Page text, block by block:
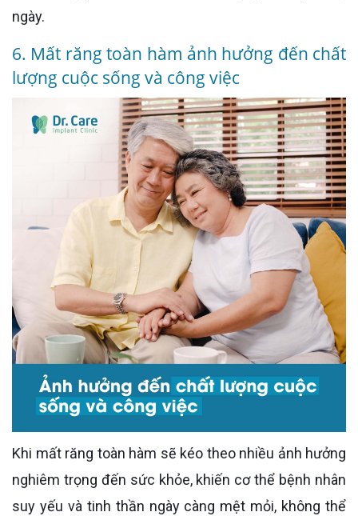
ngày.
6. Mất răng toàn hàm ảnh hưởng đến chất
lượng cuộc sống và công việc
Khi mất răng toàn hàm sẽ kéo theo nhiều ảnh hưởng
nghiêm trọng đến sức khỏe, khiến cơ thể bệnh nhân
suy yếu và tinh thần ngày càng mệt mỏi, không thể